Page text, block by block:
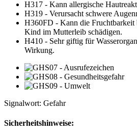
H317 - Kann allergische
H319 - Verursacht schwere
H360FD - Kann die Fruchtbarkeit
Kind im Mutterleib schädigen.
H410 - Sehr giftig für
Wirkung.
Signalwort: Gefahr
Sicherheitshinweise: